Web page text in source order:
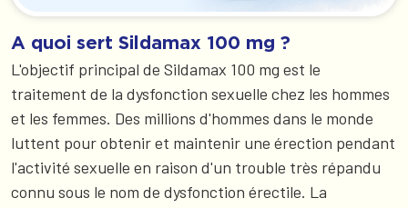
A quoi sert Sildamax 100 mg ?
L'objectif principal de Sildamax 100 mg est le
traitement de la dysfonction sexuelle chez les hommes
et les femmes. Des millions d'hommes dans le monde
luttent pour obtenir et maintenir une érection pendant
l'activité sexuelle en raison d'un trouble très répandu
connu sous le nom de dysfonction érectile. La